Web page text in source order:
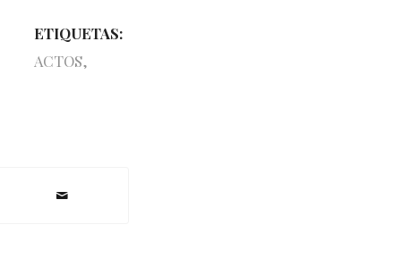
ETIQUETAS:
ACTOS,